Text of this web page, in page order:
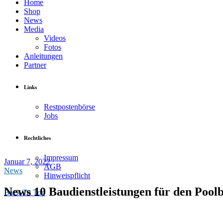
Home
Shop
News
Media
Videos
Fotos
Anleitungen
Partner
Links
Restpostenbörse
Jobs
Rechtliches
Impressum
AGB
Hinweispflicht
Back To Top
Januar 7, 2022
News
News 10 Baudienstleistungen für den